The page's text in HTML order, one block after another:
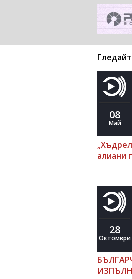
08
Май
алиани
28
Октомври